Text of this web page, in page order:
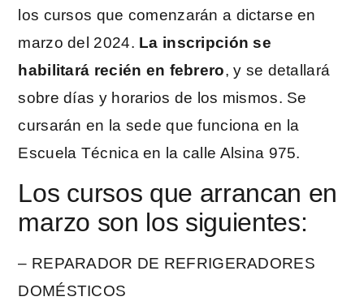
los cursos que comenzarán a dictarse en
marzo del 2024. La inscripción se
habilitará recién en febrero, y se detallará
sobre días y horarios de los mismos. Se
cursarán en la sede que funciona en la
Escuela Técnica en la calle Alsina 975.
Los cursos que arrancan en
marzo son los siguientes:
– REPARADOR DE REFRIGERADORES
DOMÉSTICOS